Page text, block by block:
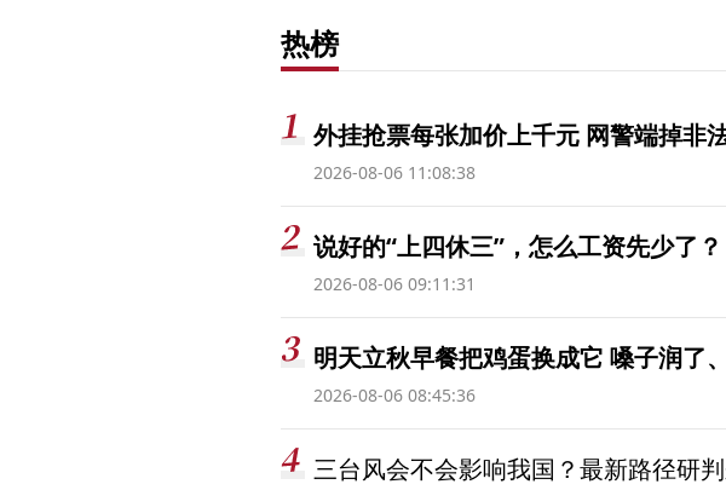
热榜
外挂抢票每张加价上千元 网警端掉非
2026-08-06 11:08:38
说好的“上四休三”，怎么工资先少了？
2026-08-06 09:11:31
明天立秋早餐把鸡蛋换成它 嗓子润了
2026-08-06 08:45:36
三台风会不会影响我国？最新路径研